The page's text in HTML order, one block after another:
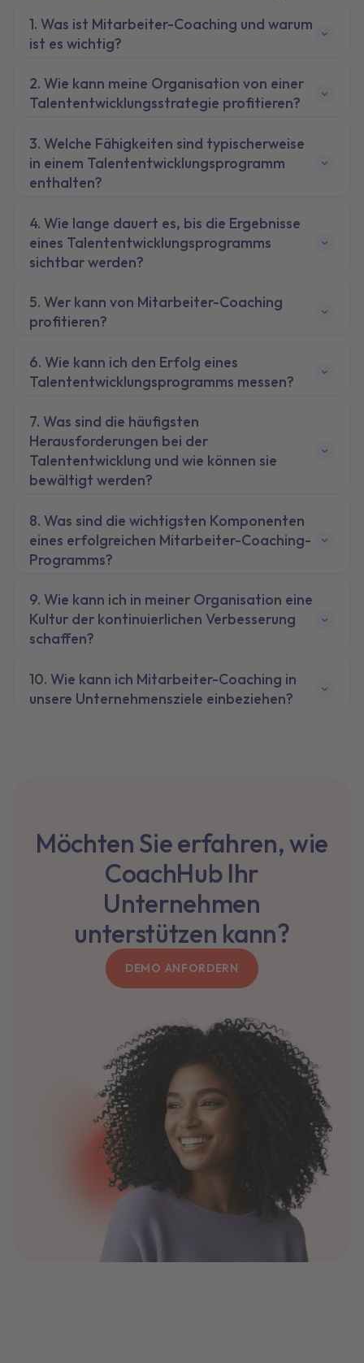
Was ist Mitarbeiter-Coaching und warum
ist es wichtig?
Wie kann meine Organisation von einer
Talententwicklungsstrategie profitieren?
Welche Fähigkeiten sind typischerweise
in einem Talententwicklungsprogramm
enthalten?
Wie lange dauert es, bis die Ergebnisse
eines Talententwicklungsprogramms
sichtbar werden?
Wer kann von Mitarbeiter-Coaching
profitieren?
Wie kann ich den Erfolg eines
Talententwicklungsprogramms messen?
Was sind die häufigsten
Herausforderungen bei der
Talententwicklung und wie können sie
bewältigt werden?
Was sind die wichtigsten Komponenten
eines erfolgreichen Mitarbeiter-Coaching-
Programms?
Wie kann ich in meiner Organisation eine
Kultur der kontinuierlichen Verbesserung
schaffen?
Wie kann ich Mitarbeiter-Coaching in
unsere Unternehmensziele einbeziehen?
Möchten Sie erfahren, wie
CoachHub Ihr
Unternehmen
unterstützen kann?
DEMO ANFORDERN